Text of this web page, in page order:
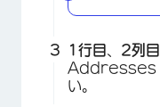
1行目 2列
Addresses “
い。